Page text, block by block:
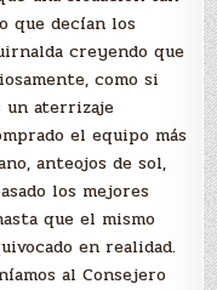
que decían los
creyendo que
como si
un aterrizaje
el equipo más
anteojos de sol,
los mejores
que el mismo
en realidad.
al Consejero